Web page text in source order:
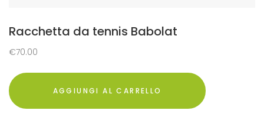
Racchetta da tennis Babolat
€70.00
AGGIUNGI AL CARRELLO